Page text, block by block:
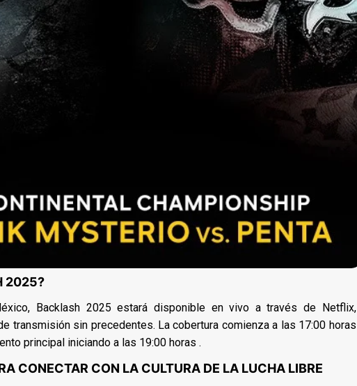
2025?
Backlash 2025 estará disponible en vivo a través de Netflix,
transmisión sin precedentes. La cobertura comienza a las 17:00 horas
principal iniciando a las 19:00 horas .
CONECTAR CON LA CULTURA DE LA LUCHA LIBRE